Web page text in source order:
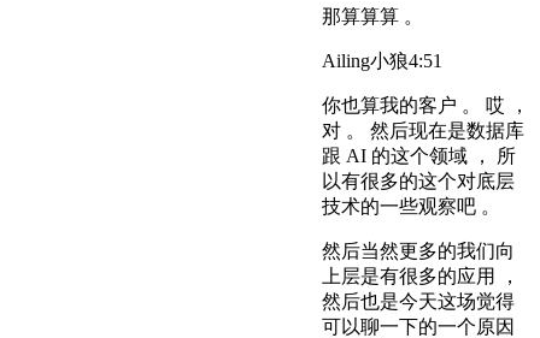
那算算算 。
Ailing小狼4:51
你也算我的客户 。 哎 ，
对 。 然后现在是数据库
跟 AI 的这个领域 ， 所
以有很多的这个对底层
技术的一些观察吧 。
然后当然更多的我们向
上层是有很多的应用 ，
然后也是今天这场觉得
可以聊一下的一个原因